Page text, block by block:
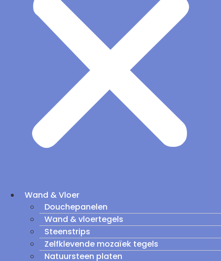
Wand & Vloer
Douchepanelen
Wand & vloertegels
Steenstrips
Zelfklevende mozaïek tegels
Natuursteen platen